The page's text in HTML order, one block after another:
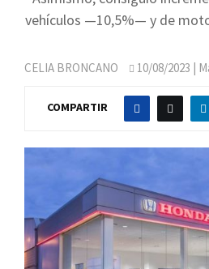
vehículos —10,5%— y de
CELIA BRONCANO 10/08/2023 |
COMPARTIR